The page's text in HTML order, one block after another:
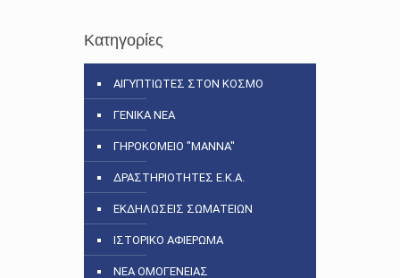
Κατηγορίες
ΑΙΓΥΠΤΙΩΤΕΣ ΣΤΟΝ ΚΟΣΜΟ
ΓΕΝΙΚΑ ΝΕΑ
ΓΗΡΟΚΟΜΕΙΟ "ΜΑΝΝΑ"
ΔΡΑΣΤΗΡΙΟΤΗΤΕΣ Ε.Κ.Α.
ΕΚΔΗΛΩΣΕΙΣ ΣΩΜΑΤΕΙΩΝ
ΙΣΤΟΡΙΚΟ ΑΦΙΕΡΩΜΑ
ΝΕΑ ΟΜΟΓΕΝΕΙΑΣ